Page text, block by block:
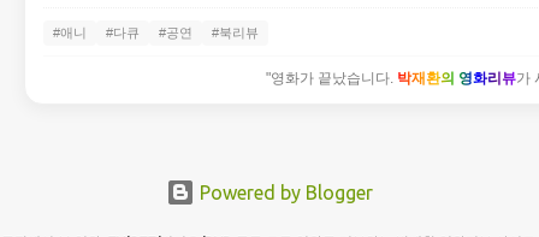
#애니 #다큐 #공연 #북리뷰
"영화가 끝났습니다. 박재환의 영화리뷰가
Powered by Blogger